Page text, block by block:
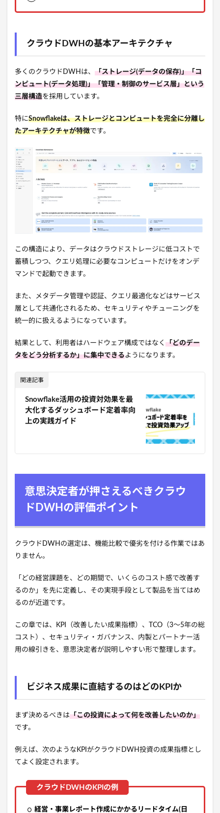
クラウドDWHの基本アーキテクチャ
多くのクラウドDWHは、 「ストレージ(データの保存)」「コ
ンピュート(データ処理)」「管理・制御のサービス層」という
三層構造を採用しています。
特にSnowflakeは、ストレージとコンピュートを完全に分離し
たアーキテクチャが特徴です。
この構造により、データはクラウドストレージに低コストで
蓄積しつつ、クエリ処理に必要なコンピュートだけをオンデ
マンドで起動できます。
また、メタデータ管理や認証、クエリ最適化などはサービス
層として共通化されるため、セキュリティやチューニングを
統一的に扱えるようになっています。
結果として、利用者はハードウェア構成ではなく 「どのデー
タをどう分析するか」に集中できるようになります。
関連記事
Snowflake活用の投資対効果を最
大化するダッシュボード定着率向
上の実践ガイド
意思決定者が押さえるべきクラウ
ドDWHの評価ポイント
クラウドDWHの選定は、機能比較で優劣を付ける作業ではあ
りません。
「どの経営課題を、どの期間で、いくらのコスト感で改善す
るのか」を先に定義し、その実現手段として製品を当てはめ
るのが近道です。
この章では、KPI（改善したい成果指標）、TCO（3〜5年の総
コスト）、セキュリティ・ガバナンス、内製とパートナー活
用の線引きを、意思決定者が説明しやすい形で整理します。
ビジネス成果に直結するのはどのKPIか
まず決めるべきは「この投資によって何を改善したいのか」
です。
例えば、次のようなKPIがクラウドDWH投資の成果指標とし
てよく設定されます。
経営・事業レポート作成にかかるリードタイム(日